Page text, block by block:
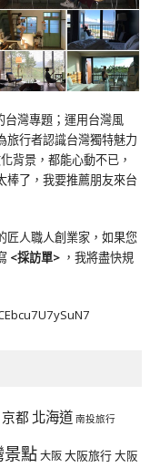
台灣專題；運用台灣風
旅行者認識台灣獨特魅力
背景，都能心動不已，
棒了，我要推薦朋友來台
匠人職人創業家，如果您
<採訪單> ，我將盡快規
京都 北海道 南投旅行
景點大阪大阪旅行大阪